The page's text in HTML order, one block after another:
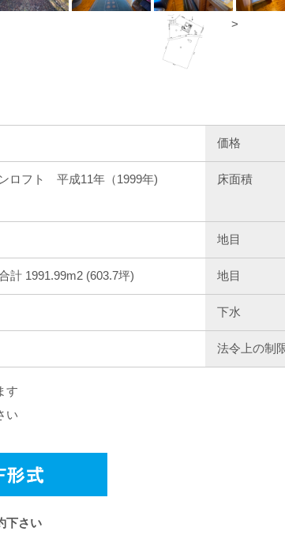
>
価格
ロフト 平成11年（1999年) 床面積
地目
1991.99m2 (603.7坪) 地目
下水
法令上の制
す
い
下さい